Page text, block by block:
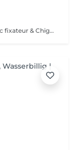
Essai + Jour J + Shampoing + Brushing avec fixateur & Chignon